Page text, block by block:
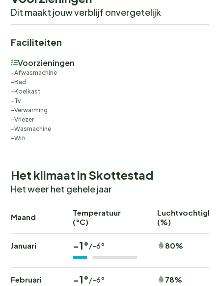
Dit maakt jouw verblijf onvergetelijk
Faciliteiten
Voorzieningen
Afwasmachine
Bad
Koelkast
Tv
Verwarming
Vriezer
Wasmachine
Wifi
Het klimaat in Skottestad
Het weer het gehele jaar
Maand
Temperatuur
(°C)
(%)
Januari -1°/-6° 80%
Februari -1°/-6° 78%